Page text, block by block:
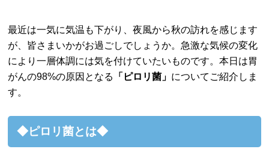
最近は一気に気温も下がり、夜風から秋の訪れを感じます
が、皆さまいかがお過ごしでしょうか。急激な気候の変化
により一層体調には気を付けていたいものです。本日は胃
がんの98%の原因となる
「ピロリ菌」 についてご紹介しま
す。
◆ピロリ菌とは◆